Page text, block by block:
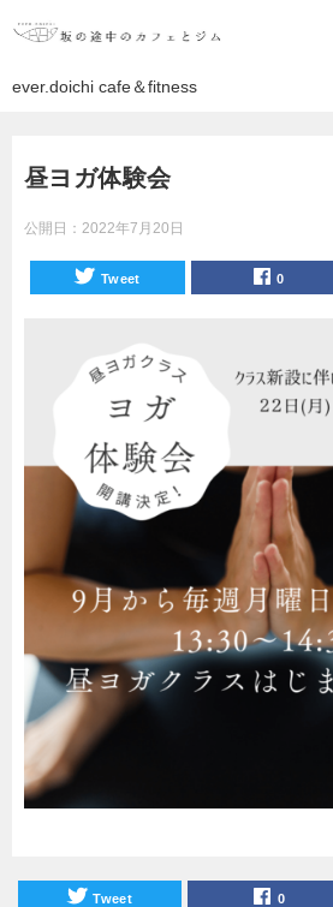
ever.doichi cafe＆fitness
昼ヨガ体験会
公開日： 2022年7月20日
Tweet 0
Tweet 0